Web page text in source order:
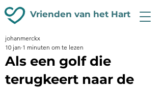
Vrienden van het Hart
Als een golf die
terugkeert naar de
johanmerckx
10 jan 1 minuten om te lezen